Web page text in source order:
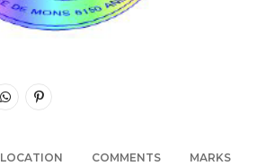
LOCATION COMMENTS MARKS